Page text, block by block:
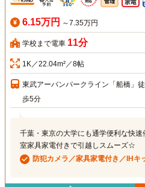
6.15万円 ～7.35万円
学校まで電車 11分
1K／22.04m²／8帖
東武アーバンパークライン「船橋」
歩5分
千葉・東京の大学にも通学便利な快
室家具家電付きで引越しスムーズ☆
防犯カメラ／家具家電付き／IHキ